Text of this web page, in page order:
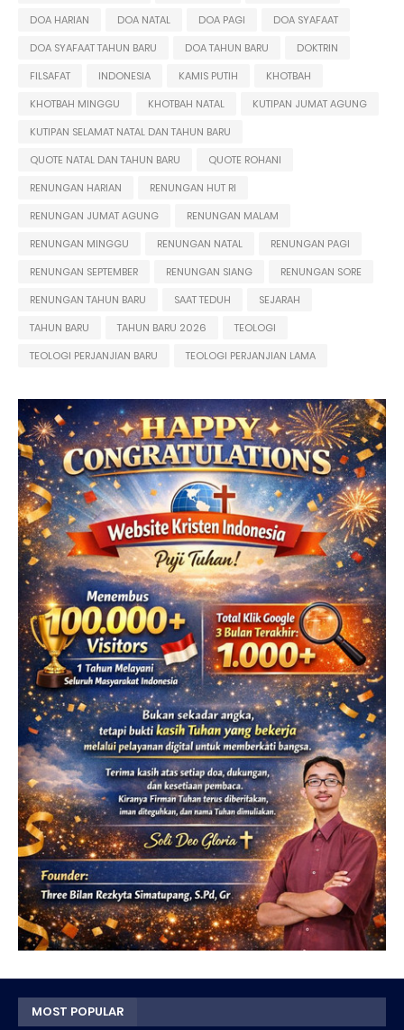
DOA HARIAN
DOA NATAL DOA PAGI
DOA SYAFAAT
DOA SYAFAAT TAHUN BARU
DOA TAHUN BARU
DOKTRIN
FILSAFAT
INDONESIA KAMIS PUTIH
KHOTBAH
KHOTBAH MINGGU
KHOTBAH NATAL
KUTIPAN JUMAT AGUNG
KUTIPAN SELAMAT NATAL DAN TAHUN BARU
QUOTE NATAL DAN TAHUN BARU
QUOTE ROHANI
RENUNGAN HARIAN
RENUNGAN HUT RI
RENUNGAN JUMAT AGUNG
RENUNGAN MALAM
RENUNGAN MINGGU
RENUNGAN NATAL
RENUNGAN PAGI
RENUNGAN SEPTEMBER
RENUNGAN SIANG
RENUNGAN SORE
RENUNGAN TAHUN BARU
SAAT TEDUH
SEJARAH
TAHUN BARU
TAHUN BARU 2026
TEOLOGI
TEOLOGI PERJANJIAN BARU
TEOLOGI PERJANJIAN LAMA
MOST POPULAR